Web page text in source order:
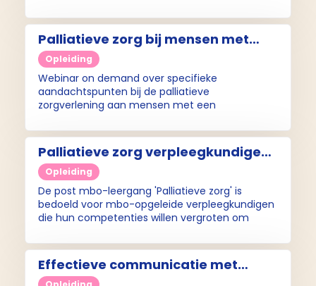
Palliatieve zorg bij mensen met
verslavingsproblematiek (webinar
on demand)
Opleiding
Webinar on demand over specifieke
aandachtspunten bij de palliatieve
zorgverlening aan mensen met een
voor interacties tussen bekende middelen in de
palliatieve zorg en middelen die gebruikt worden
door de patiënt, zoals methadon.
Palliatieve zorg verpleegkundige
(post mbo-leergang)
Opleiding
De post mbo-leergang 'Palliatieve zorg' is
bedoeld voor mbo-opgeleide verpleegkundigen
die hun competenties willen vergroten om
beter te kunnen begeleiden.
Effectieve communicatie met
patiënten met beperkte